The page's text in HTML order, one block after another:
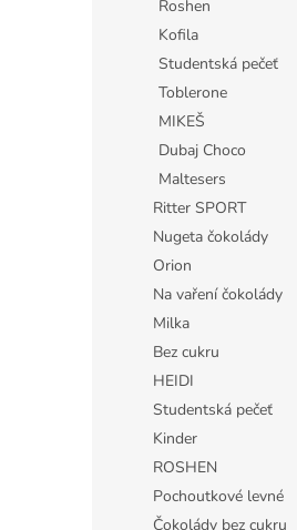
Roshen
Kofila
Studentská pečeť
Toblerone
MIKEŠ
Dubaj Choco
Maltesers
Ritter SPORT
Nugeta čokolády
Orion
Na vaření čokolády
Milka
Bez cukru
HEIDI
Studentská pečeť
Kinder
ROSHEN
Pochoutkové levné
Čokolády bez cukru